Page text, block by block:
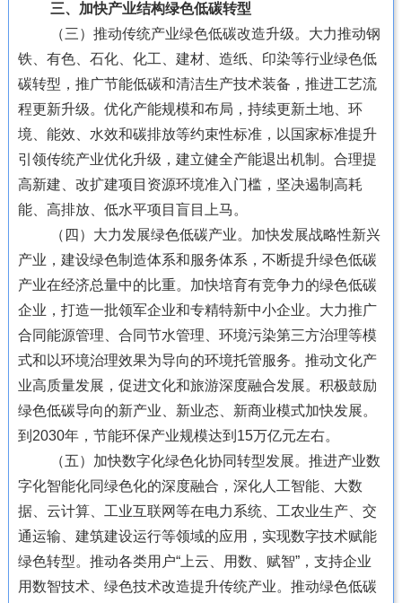
三、加快产业结构绿色低碳转型
（三）推动传统产业绿色低碳改造升级。大力推动钢
铁、有色、石化、化工、建材、造纸、印染等行业绿色低
碳转型，推广节能低碳和清洁生产技术装备，推进工艺流
程更新升级。优化产能规模和布局，持续更新土地、环
境、能效、水效和碳排放等约束性标准，以国家标准提升
引领传统产业优化升级，建立健全产能退出机制。合理提
高新建、改扩建项目资源环境准入门槛，坚决遏制高耗
能、高排放、低水平项目盲目上马。
（四）大力发展绿色低碳产业。加快发展战略性新兴
产业，建设绿色制造体系和服务体系，不断提升绿色低碳
产业在经济总量中的比重。加快培育有竞争力的绿色低碳
企业，打造一批领军企业和专精特新中小企业。大力推广
合同能源管理、合同节水管理、环境污染第三方治理等模
式和以环境治理效果为导向的环境托管服务。推动文化产
业高质量发展，促进文化和旅游深度融合发展。积极鼓励
绿色低碳导向的新产业、新业态、新商业模式加快发展。
到2030年，节能环保产业规模达到15万亿元左右。
（五）加快数字化绿色化协同转型发展。推进产业数
字化智能化同绿色化的深度融合，深化人工智能、大数
据、云计算、工业互联网等在电力系统、工农业生产、交
通运输、建筑建设运行等领域的应用，实现数字技术赋能
绿色转型。推动各类用户“上云、用数、赋智”，支持企业
用数智技术、绿色技术改造提升传统产业。推动绿色低碳